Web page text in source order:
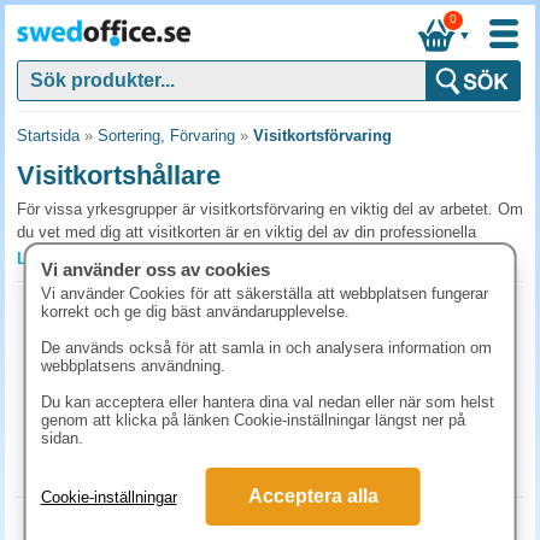
▼
0
Startsida» Sortering, Förvaring » Visitkortsförvaring
Visitkortshållare
För vissa yrkesgrupper är visitkortsförvaring en viktig del av arbetet. Om
du vet med dig att visitkorten är en viktig del av din professionella
kommunikation, nätverkande och dagliga arbete är det gynnsamt att ha
en bra organiseringsmetod för att hantera, förvara och presentera dem
för i längden kunna bygga nya relationer och kundnätverk. Det finns
olika sätt du kan förvara dina visitkort på och här hos oss hittar du allt
från visitkortsställ till självhäftande visitkortsfickor i plast. Vilken typ av
visitkortsförvaring du ska välja beror på dina behov, som till exempel om
du ska ställa ut dem för kunder eller om du är ute efter organisering och
sortering. Här på SwedOffice hittar du visitkortsförvaring i olika material
och med olika funktioner. I den här texten kan du ta del av våra tips inför
Visitkortsställ för ökad synlighet
Läs mer »
Visitkortshållare 8 fack
98.80 kr (inkl. moms)
Visitkortshållare akryl transparent
Vi använder oss av cookies
Vi använder Cookies för att säkerställa att webbplatsen fungerar
korrekt och ge dig bäst användarupplevelse.
De används också för att samla in och analysera information om
webbplatsens användning.
Du kan acceptera eller hantera dina val nedan eller när som helst
genom att klicka på länken Cookie-inställningar längst ner på
sidan.
Cookie-inställningar Acceptera alla